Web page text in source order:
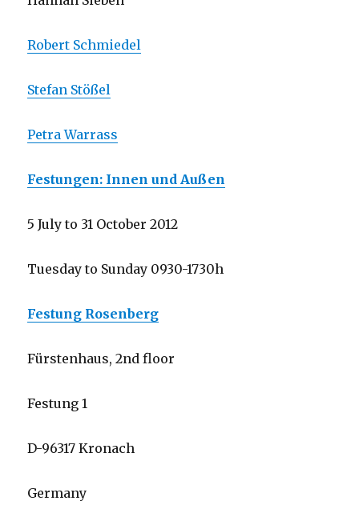
Robert Schmiedel
Stefan Stößel
Petra Warrass
Festungen: Innen und Außen
5 July to 31 October 2012
Tuesday to Sunday 0930-1730h
Festung Rosenberg
Fürstenhaus, 2nd floor
Festung 1
D-96317 Kronach
Germany